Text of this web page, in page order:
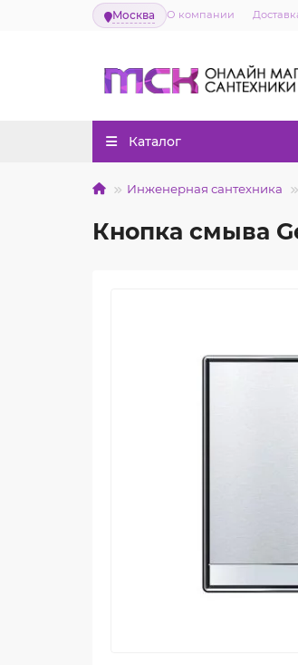
Москва О компании
Каталог
Инженерная сантехника
Кнопка смыва